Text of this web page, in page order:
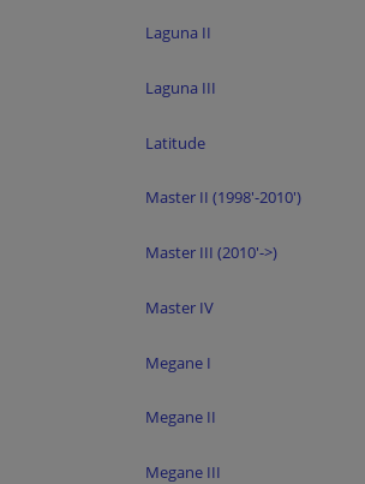
Laguna II
Laguna III
Latitude
Master II (1998'-2010')
Master III (2010'->)
Master IV
Megane I
Megane II
Megane III